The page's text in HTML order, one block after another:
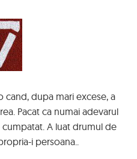
cand, dupa mari excese, a
Pacat ca numai adevarul
A luat drumul de
i persoana..